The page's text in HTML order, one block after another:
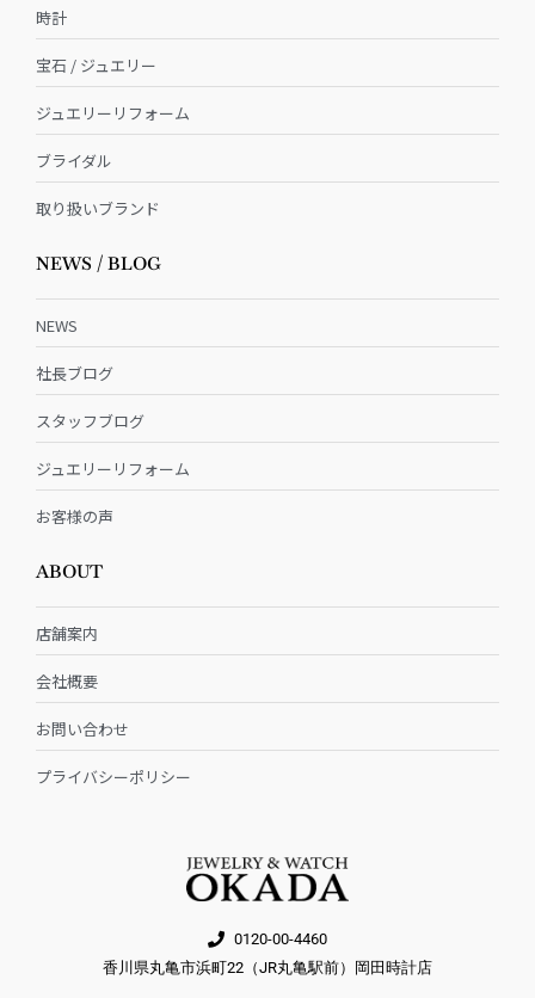
時計
宝石 / ジュエリー
ジュエリーリフォーム
ブライダル
取り扱いブランド
NEWS / BLOG
NEWS
社長ブログ
スタッフブログ
ジュエリーリフォーム
お客様の声
ABOUT
店舗案内
会社概要
お問い合わせ
プライバシーポリシー
0120-00-4460
香川県丸亀市浜町22（JR丸亀駅前）岡田時計店